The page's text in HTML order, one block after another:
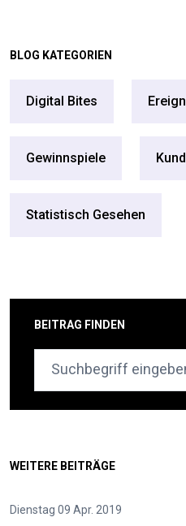
BLOG KATEGORIEN
Digital Bites
Gewinnspiele
Statistisch Gesehen
BEITRAG FINDEN
WEITERE BEITRÄGE
Dienstag 09 Apr. 2019